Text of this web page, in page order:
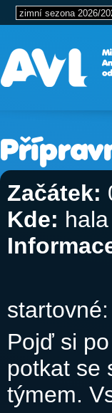
Začátek:
Kde:
Pojď si
potkat se
týmem.